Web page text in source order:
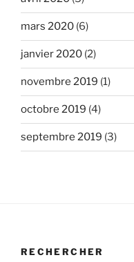
mars 2020 (6)
janvier 2020 (2)
novembre 2019 (1)
octobre 2019 (4)
septembre 2019 (3)
RECHERCHER